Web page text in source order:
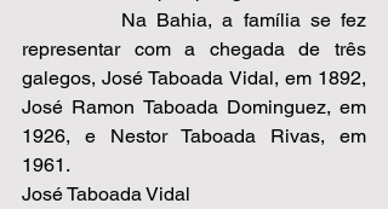
representar com a chegada de três
galegos, José Taboada Vidal, em 1892,
José Ramon Taboada Dominguez, em
1926, e Nestor Taboada Rivas, em
1961.
José Taboada Vidal